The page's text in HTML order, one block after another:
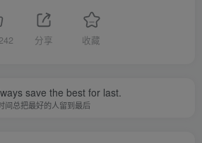
242 分享 收藏
save the best for last.
间总把最好的人留到最后